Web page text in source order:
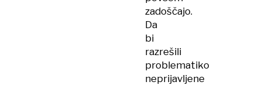
zadoščajo.
Da
bi
razrešili
problematiko
neprijavljene